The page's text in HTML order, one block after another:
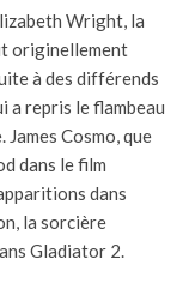
Wright, la
originellement
à des différends
a repris le flambeau
Cosmo, que
dans le film
dans
la sorcière
Gladiator 2.